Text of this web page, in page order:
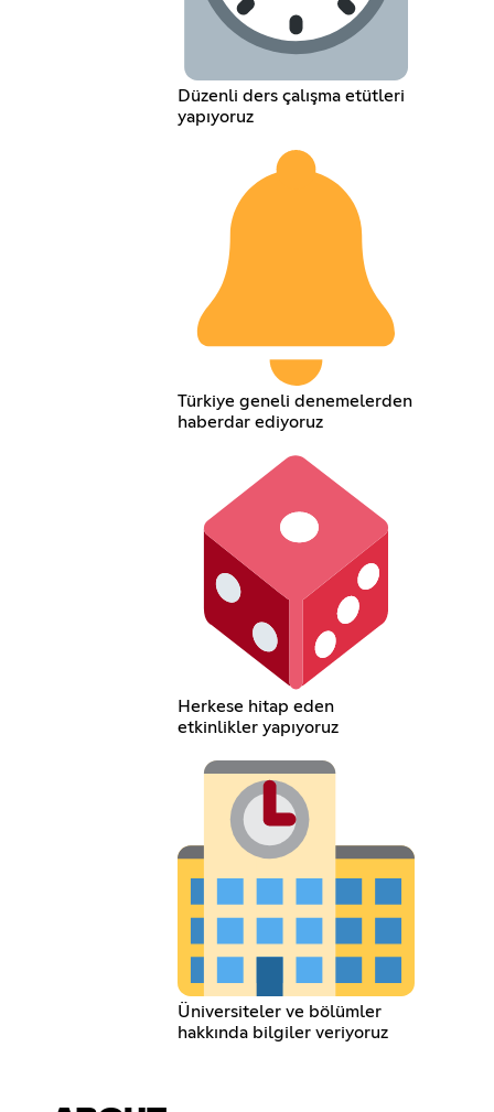
Düzenli ders çalışma etütleri
yapıyoruz
Türkiye geneli denemelerden
haberdar ediyoruz
Herkese hitap eden
etkinlikler yapıyoruz
Üniversiteler ve bölümler
hakkında bilgiler veriyoruz